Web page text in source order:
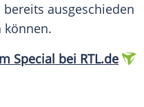
ausgeschieden
Special bei RTL.de